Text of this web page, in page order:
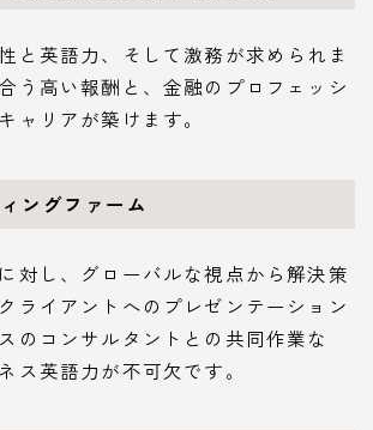
と英語力、そして激務が求められま
う高い報酬と、金融のプロフェッシ
ャリアが築けます。
ングファーム
対し、グローバルな視点から解決策
ライアントへのプレゼンテーション
のコンサルタントとの共同作業な
ス英語力が不可欠です。